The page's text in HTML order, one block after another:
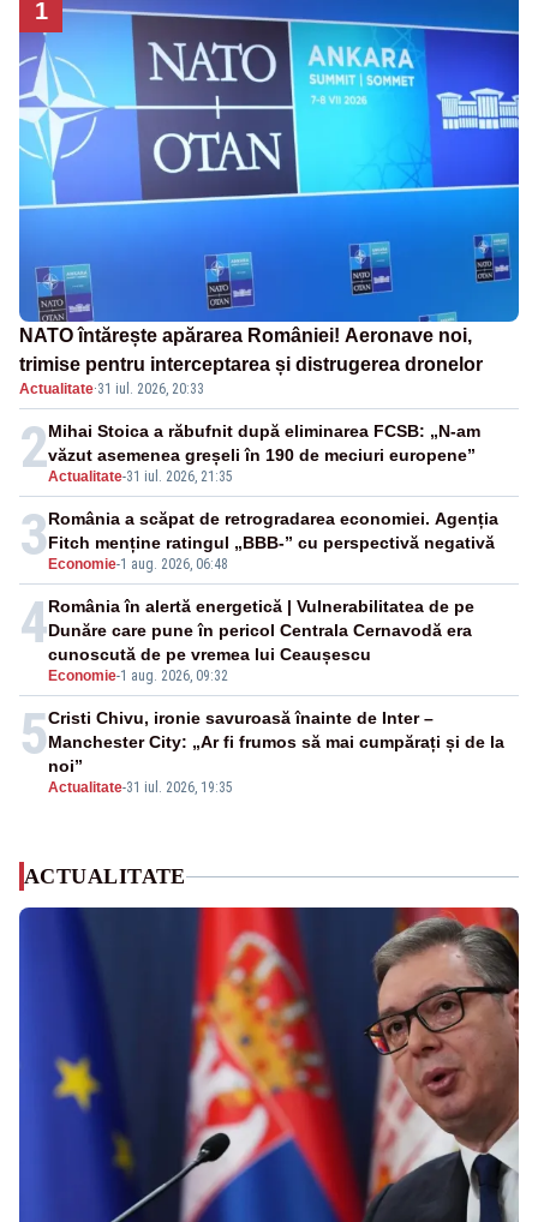
1
NATO întărește apărarea României! Aeronave noi,
trimise pentru interceptarea și distrugerea dronelor
Actualitate·31 iul. 2026, 20:33
2Actualitate-31 iul. 2026, 21:35
Mihai Stoica a răbufnit după eliminarea FCSB: „N-am
văzut asemenea greșeli în 190 de meciuri europene”
3 Economie-1 aug. 2026, 06:48
România a scăpat de retrogradarea economiei. Agenția
Fitch menține ratingul „BBB-” cu perspectivă negativă
4
Economie-1 aug. 2026, 09:32
România în alertă energetică | Vulnerabilitatea de pe
Dunăre care pune în pericol Centrala Cernavodă era
cunoscută de pe vremea lui Ceaușescu
5
Actualitate-31 iul. 2026, 19:35
Cristi Chivu, ironie savuroasă înainte de Inter –
Manchester City: „Ar fi frumos să mai cumpărați și de la
noi”
ACTUALITATE